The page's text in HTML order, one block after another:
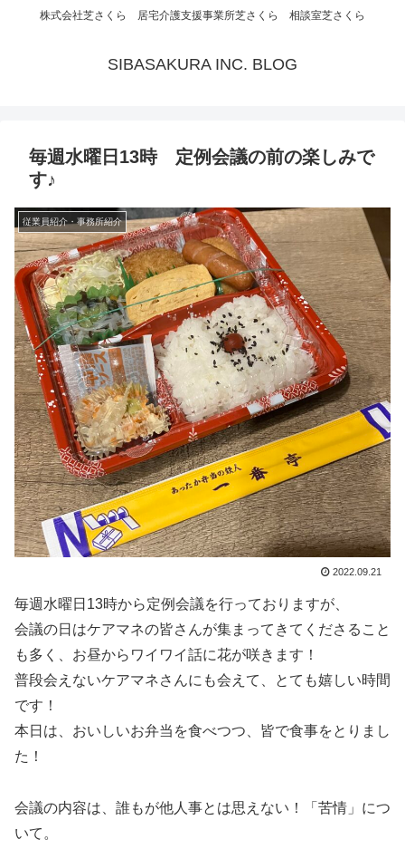
株式会社芝さくら 居宅介護支援事業所芝さくら 相談室芝さくら
SIBASAKURA INC. BLOG
毎週水曜日13時 定例会議の前の楽しみで
す♪
従業員紹介・事務所紹介
2022.09.21
毎週水曜日13時から定例会議を行っておりますが、
会議の日はケアマネの皆さんが集まってきてくださること
も多く、お昼からワイワイ話に花が咲きます！
普段会えないケアマネさんにも会えて、とても嬉しい時間
です！
本日は、おいしいお弁当を食べつつ、皆で食事をとりまし
た！
会議の内容は、誰もが他人事とは思えない！「苦情」につ
いて。